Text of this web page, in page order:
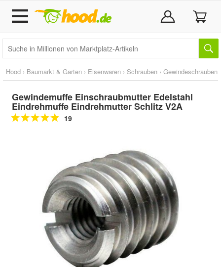
Hood › Baumarkt & Garten › Eisenwaren › Schrauben › Gewindeschrauben
Gewindemuffe Einschraubmutter Edelstahl
Eindrehmuffe Eindrehmutter Schlitz V2A
19